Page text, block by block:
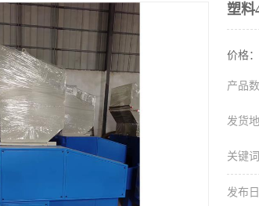
塑料
价格
产品数
发货地
关键词
发布日